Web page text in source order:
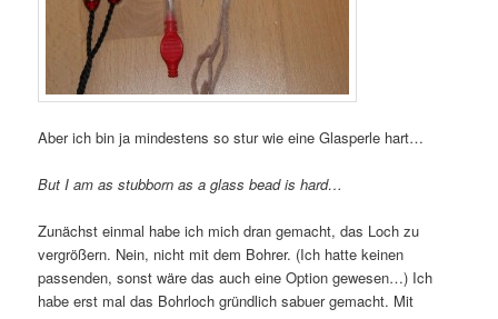
Aber ich bin ja mindestens so stur wie eine Glasperle hart…
But I am as stubborn as a glass bead is hard…
Zunächst einmal habe ich mich dran gemacht, das Loch zu
vergrößern. Nein, nicht mit dem Bohrer. (Ich hatte keinen
passenden, sonst wäre das auch eine Option gewesen…) Ich
habe erst mal das Bohrloch gründlich sabuer gemacht. Mit